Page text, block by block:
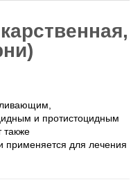
и протистоцидным
также
применяется для лечения